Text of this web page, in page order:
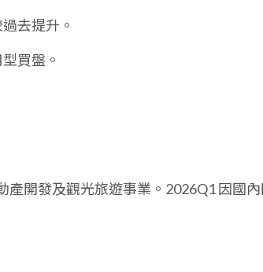
去提升。
買盤。
開發及觀光旅遊事業。2026Q1 因國